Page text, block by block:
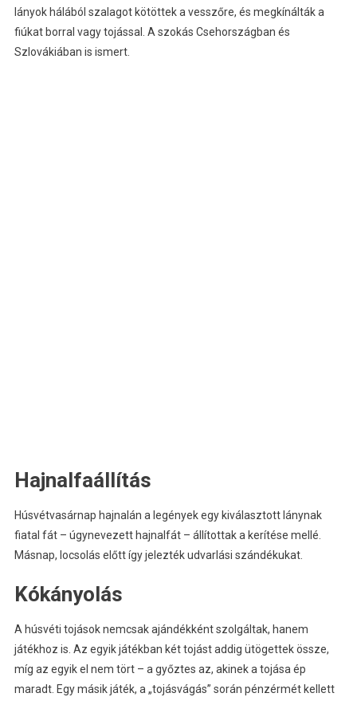
lányok hálából szalagot kötöttek a vesszőre, és megkínálták a
fiúkat borral vagy tojással. A szokás Csehországban és
Szlovákiában is ismert.
Hajnalfaállítás
Húsvétvasárnap hajnalán a legények egy kiválasztott lánynak
fiatal fát – úgynevezett hajnalfát – állítottak a kerítése mellé.
Másnap, locsolás előtt így jelezték udvarlási szándékukat.
Kókányolás
A húsvéti tojások nemcsak ajándékként szolgáltak, hanem
játékhoz is. Az egyik játékban két tojást addig ütögettek össze,
míg az egyik el nem tört – a győztes az, akinek a tojása ép
maradt. Egy másik játék, a „tojásvágás” során pénzérmét kellett